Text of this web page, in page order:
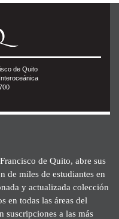
de Quito
de Quito, abre sus
de miles de estudiantes en
y actualizada colección
en todas las áreas del
suscripciones a las más